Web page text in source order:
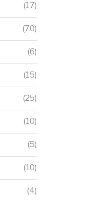
(17)
(70)
(6)
(15)
(25)
(10)
(5)
(10)
(4)